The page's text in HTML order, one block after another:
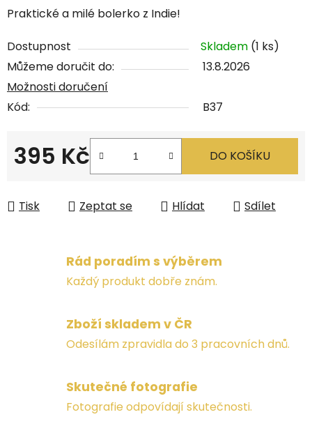
Praktické a milé bolerko z Indie!
Dostupnost Skladem (1 ks)
Můžeme doručit do:
13.8.2026
Možnosti doručení
Kód:
B37
395 Kč DO KOŠÍKU
Tisk Zeptat se Hlídat Sdílet
Rád poradím s výběrem
Každý produkt dobře znám.
Zboží skladem v ČR
Odesílám zpravidla do 3 pracovních dnů.
Skutečné fotografie
Fotografie odpovídají skutečnosti.